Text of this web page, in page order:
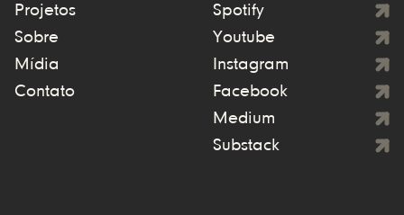
Projetos
Sobre
Mídia
Contato
Spotify
Youtube
Instagram
Facebook
Medium
Substack